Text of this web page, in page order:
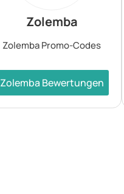
Zolemba
Zolemba Promo-Codes
Zolemba Bewertungen